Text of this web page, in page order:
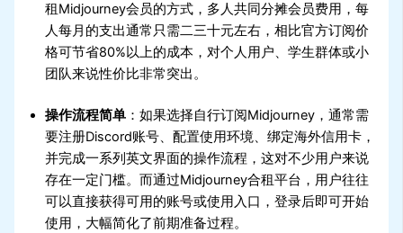
租Midjourney会员的方式，多人共同分摊会员费用，每
人每月的支出通常只需二三十元左右，相比官方订阅价
格可节省80%以上的成本，对个人用户、学生群体或小
团队来说性价比非常突出。
操作流程简单 ：如果选择自行订阅Midjourney，通常需
要注册Discord账号、配置使用环境、绑定海外信用卡，
并完成一系列英文界面的操作流程，这对不少用户来说
存在一定门槛。而通过Midjourney合租平台，用户往往
可以直接获得可用的账号或使用入口，登录后即可开始
使用，大幅简化了前期准备过程。